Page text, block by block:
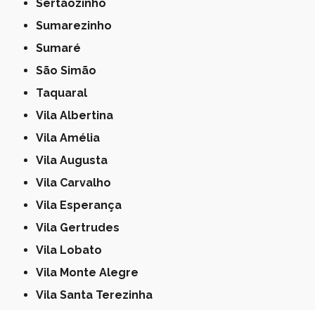
Sertãozinho
Sumarezinho
Sumaré
São Simão
Taquaral
Vila Albertina
Vila Amélia
Vila Augusta
Vila Carvalho
Vila Esperança
Vila Gertrudes
Vila Lobato
Vila Monte Alegre
Vila Santa Terezinha